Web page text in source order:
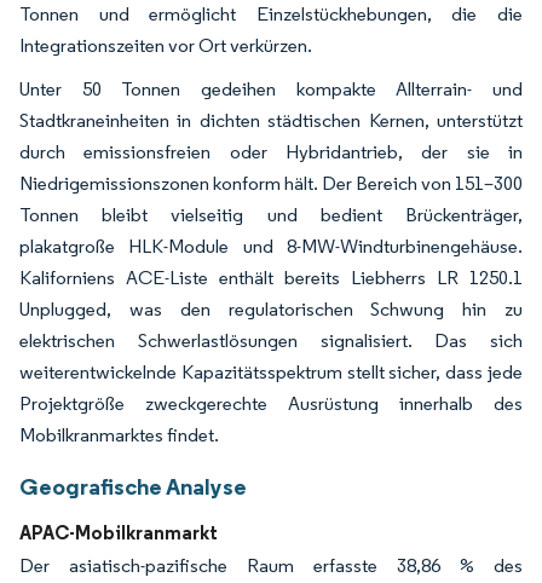
Tonnen und ermöglicht Einzelstückhebungen, die die
Integrationszeiten vor Ort verkürzen.
Unter 50 Tonnen gedeihen kompakte Allterrain- und
Stadtkraneinheiten in dichten städtischen Kernen, unterstützt
durch emissionsfreien oder Hybridantrieb, der sie in
Niedrigemissionszonen konform hält. Der Bereich von 151–300
Tonnen bleibt vielseitig und bedient Brückenträger,
plakatgroße HLK-Module und 8-MW-Windturbinengehäuse.
Kaliforniens ACE-Liste enthält bereits Liebherrs LR 1250.1
Unplugged, was den regulatorischen Schwung hin zu
elektrischen Schwerlastlösungen signalisiert. Das sich
weiterentwickelnde Kapazitätsspektrum stellt sicher, dass jede
Projektgröße zweckgerechte Ausrüstung innerhalb des
Mobilkranmarktes findet.
Geografische Analyse
APAC-Mobilkranmarkt
Der asiatisch-pazifische Raum erfasste 38,86 % des